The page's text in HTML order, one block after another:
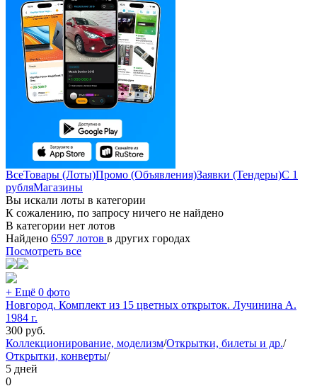
ВсеТовары (Лоты)Промо (Объявления)Заявки (Тендеры)С 1
рубляМагазины
Вы искали лоты в категории
К сожалению, по запросу ничего не найдено
В категории нет лотов
Найдено 6597 лотов в других городах
Посмотреть все
+ Ещё 0 фото
Новгород. Комплект из 15 цветных открыток. Лучинина А.
1984 г.
300 руб.
Коллекционирование, моделизм/Открытки, билеты и др./
Открытки, конверты/
5 дней
0